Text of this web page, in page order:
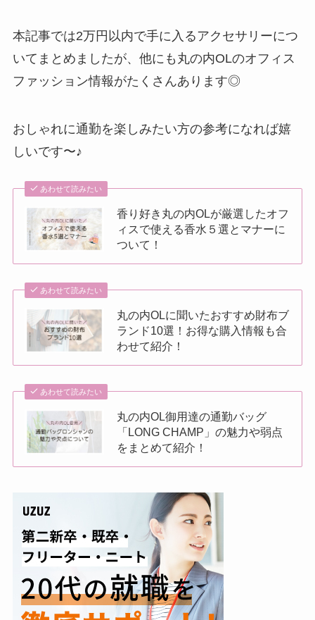
本記事では2万円以内で手に入るアクセサリーにつ
いてまとめましたが、他にも丸の内OLのオフィス
ファッション情報がたくさんあります◎
おしゃれに通勤を楽しみたい方の参考になれば嬉
しいです〜♪
あわせて読みたい
香り好き丸の内OLが厳選したオフ
ィスで使える香水５選とマナーに
ついて！
あわせて読みたい
丸の内OLに聞いたおすすめ財布ブ
ランド10選！お得な購入情報も合
わせて紹介！
あわせて読みたい
丸の内OL御用達の通勤バッグ
「LONG CHAMP」の魅力や弱点
をまとめて紹介！